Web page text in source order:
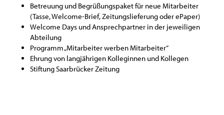
Betreuung und Begrüßungspaket für neue Mitarbeiter
(Tasse, Welcome-Brief, Zeitungslieferung oder ePaper)
Welcome Days und Ansprechpartner in der jeweiligen
Abteilung
Programm „Mitarbeiter werben Mitarbeiter“
Ehrung von langjährigen Kolleginnen und Kollegen
Stiftung Saarbrücker Zeitung